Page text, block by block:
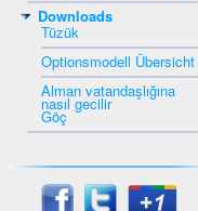
Downloads
Tüzük
Optionsmodell Übersicht
Alman vatandaşlığına
nasıl gecilir
Göç